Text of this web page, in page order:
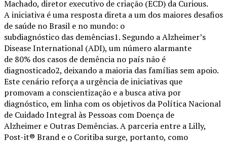
Machado, diretor executivo de criação (ECD) da Curious.
A iniciativa é uma resposta direta a um dos maiores desafios
de saúde no Brasil e no mundo: o
subdiagnóstico das demências1. Segundo a Alzheimer’s
Disease International (ADI), um número alarmante
de 80% dos casos de demência no país não é
diagnosticado2, deixando a maioria das famílias sem apoio.
Este cenário reforça a urgência de iniciativas que
promovam a conscientização e a busca ativa por
diagnóstico, em linha com os objetivos da Política Nacional
de Cuidado Integral às Pessoas com Doença de
Alzheimer e Outras Demências. A parceria entre a Lilly,
Post-it® Brand e o Coritiba surge, portanto, como